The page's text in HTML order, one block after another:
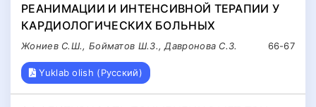
РЕАНИМАЦИИ И ИНТЕНСИВНОЙ ТЕРАПИИ У
КАРДИОЛОГИЧЕСКИХ БОЛЬНЫХ
66-67
Жониев С.Ш., Бойматов Ш.З., Давронова С.З.
Yuklab olish (Русский)